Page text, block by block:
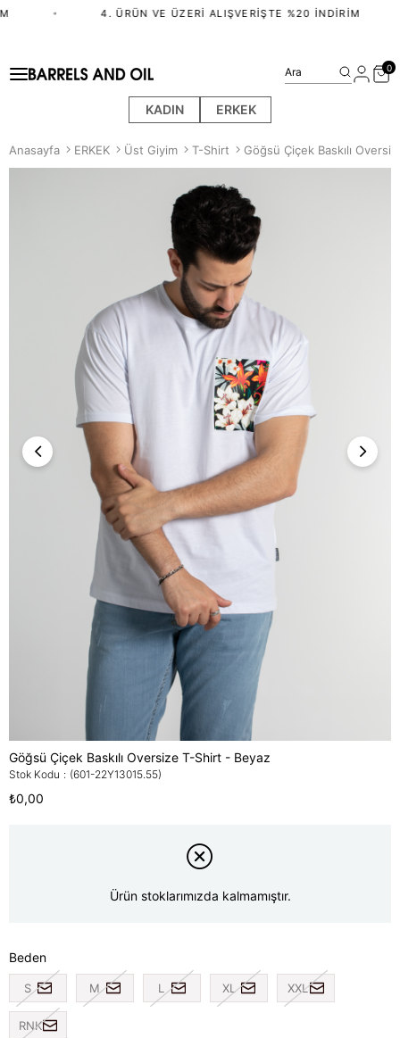
4. ÜRÜN VE ÜZERI ALIŞVERIŞTE %20 İNDIRIM
KADIN ERKEK
Ara 0
Anasayfa ERKEK Üst Giyim T-Shirt Göğsü Çiçek Baskılı
Göğsü Çiçek Baskılı Oversize T-Shirt - Beyaz
Stok Kodu (601-22Y13015.55)
₺0,00
Ürün stoklarımızda kalmamıştır.
Beden
S M L XL XXL
RNK